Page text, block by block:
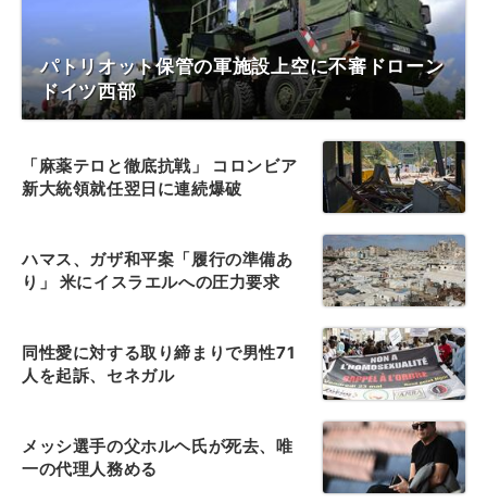
パトリオット保管の軍施設上空に不審ドローン
ドイツ西部
「麻薬テロと徹底抗戦」 コロンビア
新大統領就任翌日に連続爆破
ハマス、ガザ和平案「履行の準備あ
り」 米にイスラエルへの圧力要求
同性愛に対する取り締まりで男性71
人を起訴、セネガル
メッシ選手の父ホルヘ氏が死去、唯
一の代理人務める